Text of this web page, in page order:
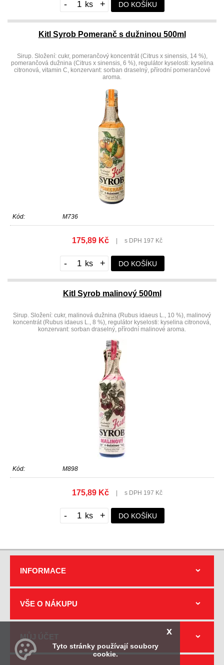
- + DO KOŠÍKU
Kitl Syrob Pomeranč s dužninou 500ml
Sirup. Složení: cukr, pomerančový koncentrát (Citrus x sinensis, 14 %),
pomerančová dužnina (Citrus x sinensis, 6 %), regulátor kyselosti: kyselina
citronová, vitamin C, konzervant: sorban draselný, přírodní pomerančové
aroma.
Kód: M736
175,89 Kč s DPH 197 Kč
- + DO KOŠÍKU
Kitl Syrob malinový 500ml
Sirup. Složení: cukr, malinová dužnina (Rubus idaeus L., 10 %), malinový
koncentrát (Rubus idaeus L., 8 %), regulátor kyselosti: kyselina citronová,
konzervant: sorban draselný, přírodní malinové aroma.
Kód: M898
175,89 Kč s DPH 197 Kč
- + DO KOŠÍKU
INFORMACE
VŠE O NÁKUPU
MŮJ ÚČET
x
Tyto stránky používají soubory
cookie.